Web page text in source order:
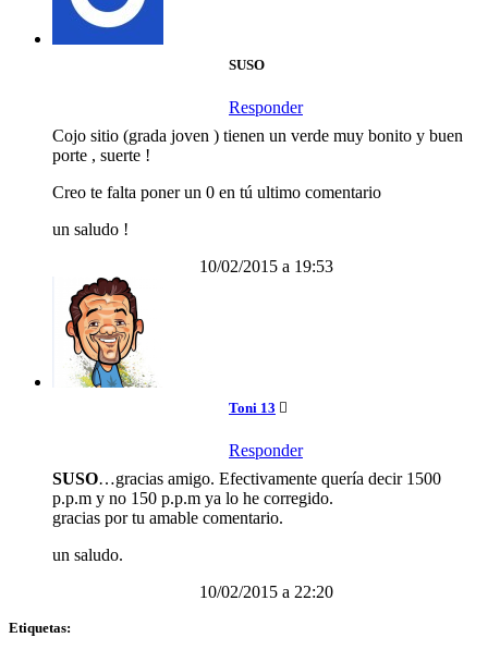
SUSO
Responder
Cojo sitio (grada joven ) tienen un verde muy bonito y buen
porte , suerte !
Creo te falta poner un 0 en tú ultimo comentario
un saludo !
10/02/2015 a 19:53
Toni 13
Responder
SUSO…gracias amigo. Efectivamente quería decir 1500
p.p.m y no 150 p.p.m ya lo he corregido.
gracias por tu amable comentario.
un saludo.
10/02/2015 a 22:20
Etiquetas: